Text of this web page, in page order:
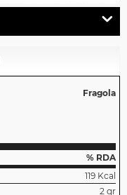
Fragola
% RDA
119 Kcal
2 gr